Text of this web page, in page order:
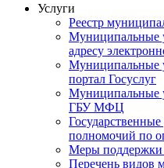
Услуги
Реестр
Муниципальные
адресу
Муниципальные
портал Госуслуг
Муниципальные
ГБУ МФЦ
полномочий по
Меры
Перечень видов